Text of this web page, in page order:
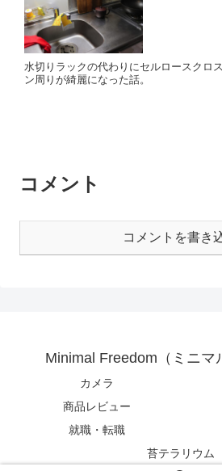
水切りラックの代わりにセルロースクロ
ン周りが綺麗になった話。
コメント
コメントを書き
Minimal Freedom（ミニマ
カメラ
商品レビュー
就職・転職
苔テラリウム